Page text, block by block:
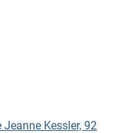
Kessler, 92